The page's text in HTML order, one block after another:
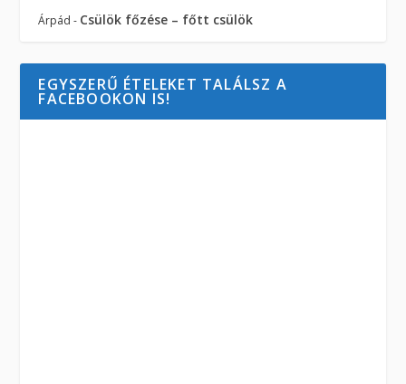
Árpád - Csülök főzése – főtt csülök
EGYSZERŰ ÉTELEKET TALÁLSZ A
FACEBOOKON IS!